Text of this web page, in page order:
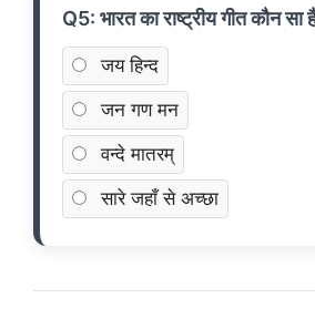
Q5: भारत का राष्ट्रीय गीत कौन सा
जय हिन्द
जन गण मन
वन्दे मातरम्
सारे जहाँ से अच्छा